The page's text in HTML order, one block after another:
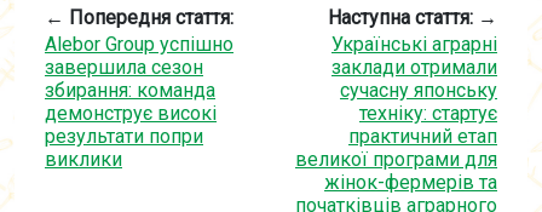
← Попередня стаття:
Alebor Group успішно
завершила сезон
збирання: команда
демонструє високі
результати попри
виклики
Наступна стаття: →
Українські аграрні
заклади отримали
сучасну японську
техніку: стартує
практичний етап
великої програми для
жінок-фермерів та
початківців аграрного